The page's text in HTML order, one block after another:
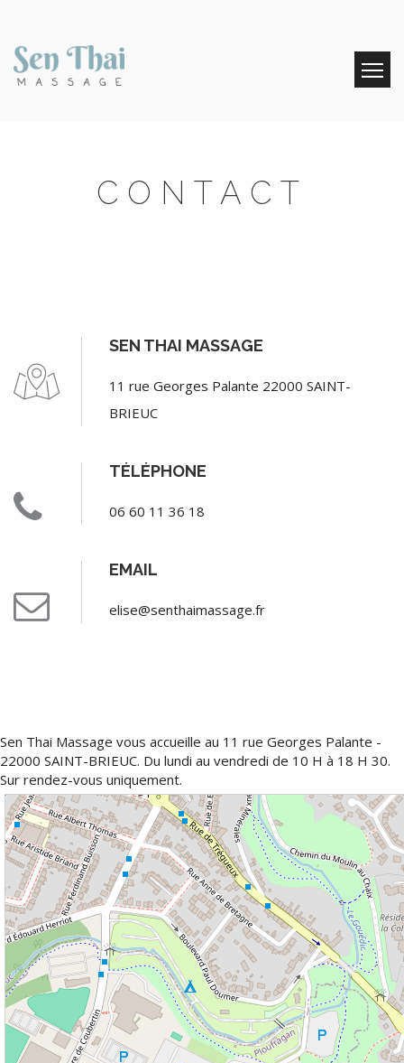
content
CONTACT
SEN THAI MASSAGE
11 rue Georges Palante 22000 SAINT-
BRIEUC
TÉLÉPHONE
06 60 11 36 18
EMAIL
elise@senthaimassage.fr
Sen Thai Massage vous accueille au 11 rue Georges Palante -
22000 SAINT-BRIEUC. Du lundi au vendredi de 10 H à 18 H 30.
Sur rendez-vous uniquement.